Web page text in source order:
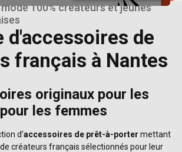
100% créateurs et jeunes
d'accessoires de
français à Nantes
originaux pour les
les femmes
d’accessoires de prêt-à-porter mettant
créateurs français sélectionnés pour leur